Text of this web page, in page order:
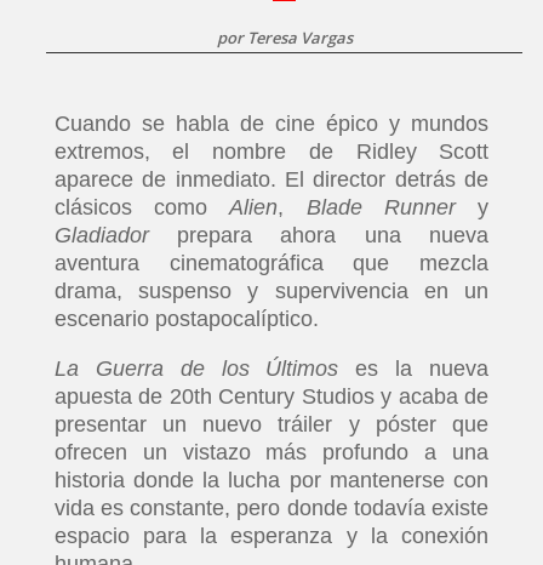
por Teresa Vargas
Cuando se habla de cine épico y mundos
extremos, el nombre de Ridley Scott
aparece de inmediato. El director detrás de
clásicos comoAlien, Blade Runnery
Gladiadorprepara ahora una nueva
aventura cinematográfica que mezcla
drama, suspenso y supervivencia en un
escenario postapocalíptico.
La Guerra de los Últimos es la nueva
apuesta de 20th Century Studios y acaba de
presentar un nuevo tráiler y póster que
ofrecen un vistazo más profundo a una
historia donde la lucha por mantenerse con
vida es constante, pero donde todavía existe
espacio para la esperanza y la conexión